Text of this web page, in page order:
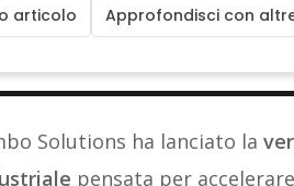
articolo Approfondisci con
Solutions ha lanciato la
pensata per